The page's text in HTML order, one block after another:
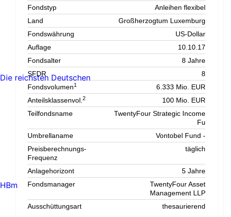
Fondstyp
Anleihen flexibel
Land
Großherzogtum Luxemburg
Fondswährung
US-Dollar
Auflage
10.10.17
Fondsalter
8 Jahre
SFDR
8
Fondsvolumen1
6.333 Mio. EUR
Anteilsklassenvol.2
100 Mio. EUR
Teilfondsname
TwentyFour Strategic Income
Fu
Umbrellaname
Vontobel Fund -
Preisberechnungs-
Frequenz
täglich
Anlagehorizont
5 Jahre
Fondsmanager
TwentyFour Asset
Management LLP
Ausschüttungsart
thesaurierend
Die reichsten Deutschen
HBm